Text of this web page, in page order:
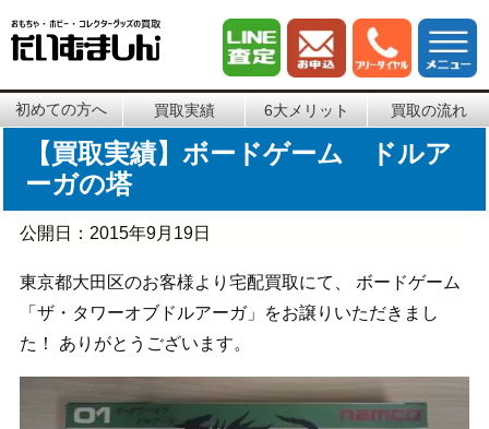
初めての方へ 買取実績 6大メリット 買取の流れ
【買取実績】ボードゲーム ドルア
ーガの塔
公開日： 2015年9月19日
東京都大田区のお客様より宅配買取にて、 ボードゲーム
「ザ・タワーオブドルアーガ」をお譲りいただきまし
た！ ありがとうございます。